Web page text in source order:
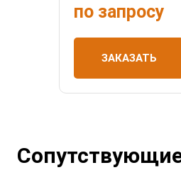
по запросу
ЗАКАЗАТЬ